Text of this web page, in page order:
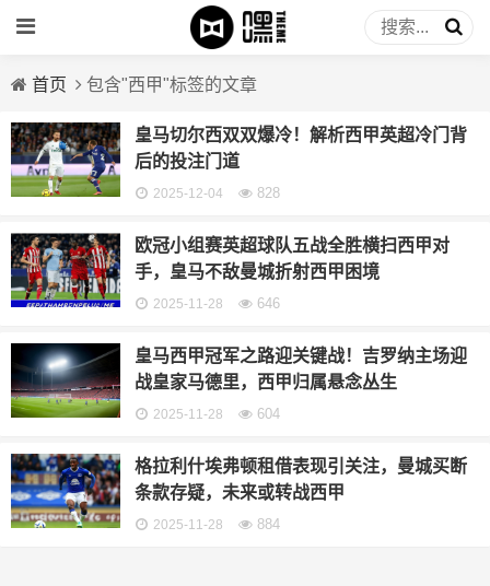
首页 包含"西甲"标签的文章
皇马切尔西双双爆冷！解析西甲英超冷门背
后的投注门道
2025-12-04 828
欧冠小组赛英超球队五战全胜横扫西甲对
手，皇马不敌曼城折射西甲困境
2025-11-28 646
皇马西甲冠军之路迎关键战！吉罗纳主场迎
战皇家马德里，西甲归属悬念丛生
2025-11-28 604
格拉利什埃弗顿租借表现引关注，曼城买断
条款存疑，未来或转战西甲
2025-11-28 884